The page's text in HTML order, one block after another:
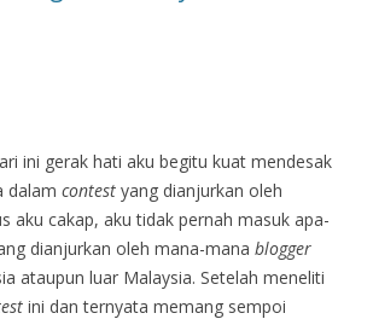
ini gerak hati aku begitu kuat mendesak
dalam contest yang dianjurkan oleh
aku cakap, aku tidak pernah masuk apa-
dianjurkan oleh mana-mana blogger
ataupun luar Malaysia. Setelah meneliti
ini dan ternyata memang sempoi